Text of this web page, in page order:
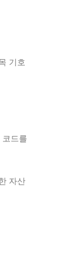
기호
드를
자산